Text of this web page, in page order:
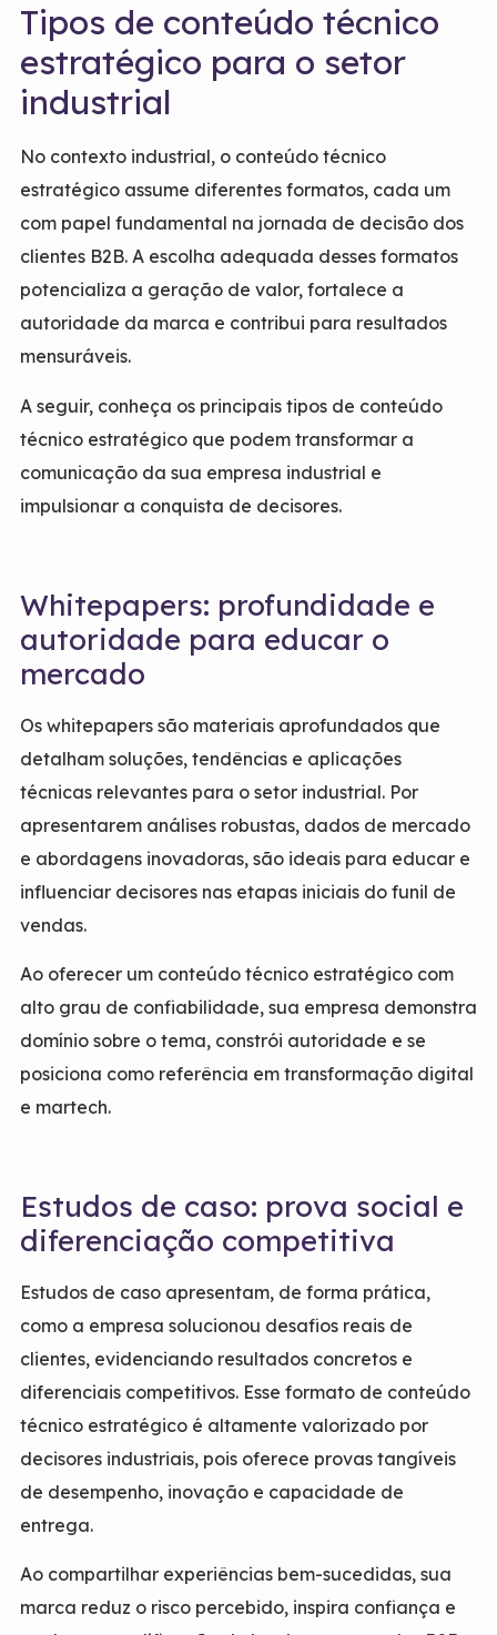
Tipos de conteúdo técnico
estratégico para o setor
industrial
No contexto industrial, o conteúdo técnico
estratégico assume diferentes formatos, cada um
com papel fundamental na jornada de decisão dos
clientes B2B. A escolha adequada desses formatos
potencializa a geração de valor, fortalece a
autoridade da marca e contribui para resultados
mensuráveis.
A seguir, conheça os principais tipos de conteúdo
técnico estratégico que podem transformar a
comunicação da sua empresa industrial e
impulsionar a conquista de decisores.
Whitepapers: profundidade e
autoridade para educar o
mercado
Os whitepapers são materiais aprofundados que
detalham soluções, tendências e aplicações
técnicas relevantes para o setor industrial. Por
apresentarem análises robustas, dados de mercado
e abordagens inovadoras, são ideais para educar e
influenciar decisores nas etapas iniciais do funil de
vendas.
Ao oferecer um conteúdo técnico estratégico com
alto grau de confiabilidade, sua empresa demonstra
domínio sobre o tema, constrói autoridade e se
posiciona como referência em transformação digital
e martech.
Estudos de caso: prova social e
diferenciação competitiva
Estudos de caso apresentam, de forma prática,
como a empresa solucionou desafios reais de
clientes, evidenciando resultados concretos e
diferenciais competitivos. Esse formato de conteúdo
técnico estratégico é altamente valorizado por
decisores industriais, pois oferece provas tangíveis
de desempenho, inovação e capacidade de
entrega.
Ao compartilhar experiências bem-sucedidas, sua
marca reduz o risco percebido, inspira confiança e